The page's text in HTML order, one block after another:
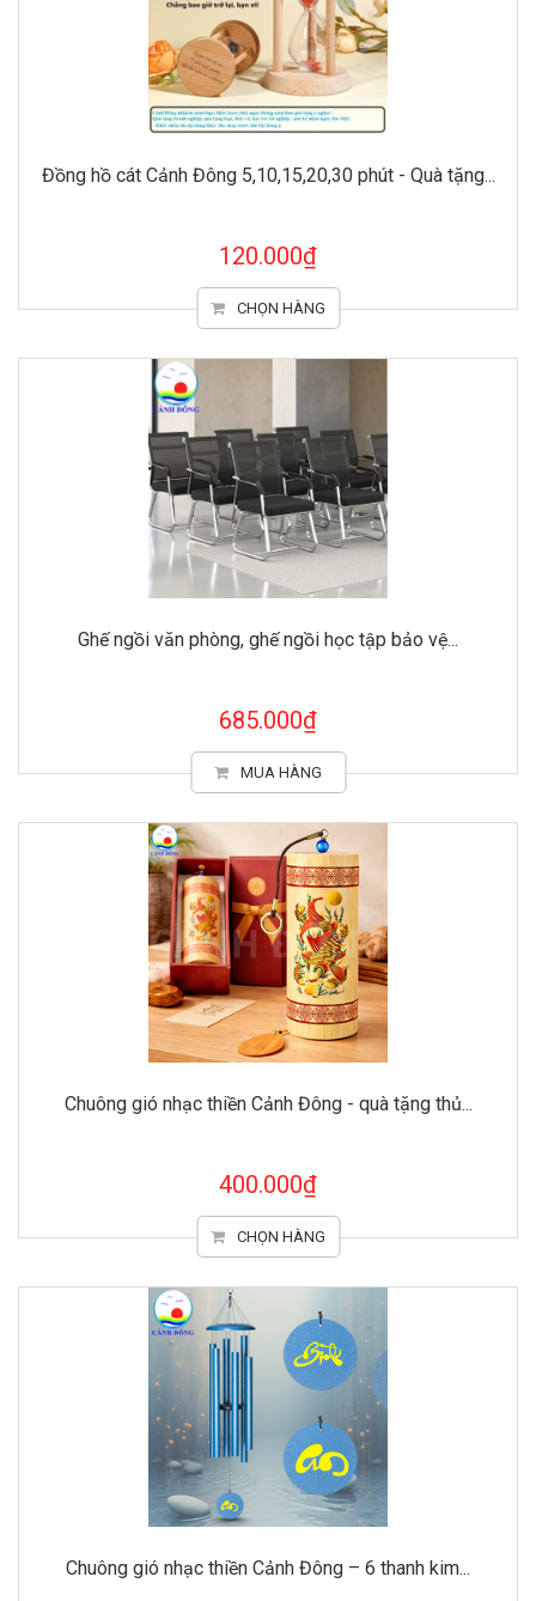
Đồng hồ cát Cảnh Đông 5,10,15,20,30 phút - Quà tặng...
120.000₫
CHỌN HÀNG
Ghế ngồi văn phòng, ghế ngồi học tập bảo vệ...
685.000₫
MUA HÀNG
Chuông gió nhạc thiền Cảnh Đông - quà tặng thủ...
400.000₫
CHỌN HÀNG
Chuông gió nhạc thiền Cảnh Đông – 6 thanh kim...